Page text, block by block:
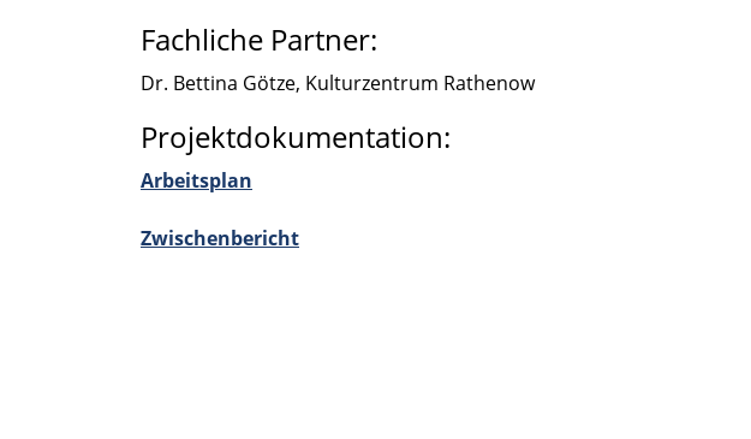
Fachliche Partner:
Dr. Bettina Götze, Kultur­zen­trum Rathe­now
Projektdokumentation:
Arbeits­plan
Zwischen­be­richt